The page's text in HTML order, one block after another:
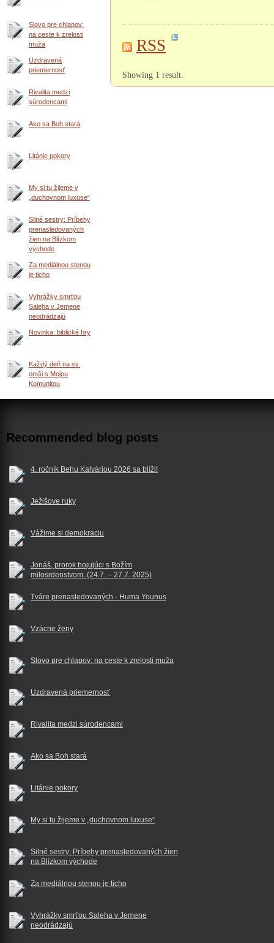
RSS
Showing 1 result.
Slovo pre chlapov:
na ceste k zrelosti
muža
Uzdravená
priemernosť
Rivalita medzi
súrodencami
Ako sa Boh stará
Litánie pokory
My si tu žijeme v
„duchovnom luxuse“
Silné sestry: Príbehy
prenasledovaných
žien na Blízkom
východe
Za mediálnou stenou
je ticho
Vyhrážky smrťou
Saleha v Jemene
neodrádzajú
Novinka: biblické hry
Každý deň na sv.
omši s Mojou
Komunitou
Recommended blog posts
4. ročník Behu Kalváriou 2026 sa blíži!
Ježišove ruky
Vážime si demokraciu
Jonáš, prorok bojujúci s Božím
milosrdenstvom. (24.7. – 27.7. 2025)
Tváre prenasledovaných - Huma Younus
Vzácne ženy
Slovo pre chlapov: na ceste k zrelosti muža
Uzdravená priemernosť
Rivalita medzi súrodencami
Ako sa Boh stará
Litánie pokory
My si tu žijeme v „duchovnom luxuse“
Silné sestry: Príbehy prenasledovaných žien
na Blízkom východe
Za mediálnou stenou je ticho
Vyhrážky smrťou Saleha v Jemene
neodrádzajú